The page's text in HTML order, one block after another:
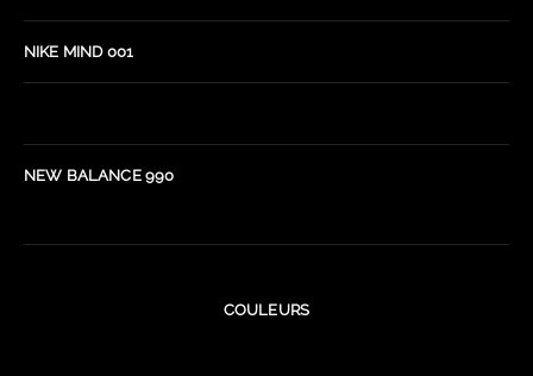
NIKE MIND 001
NEW BALANCE 990
COULEURS